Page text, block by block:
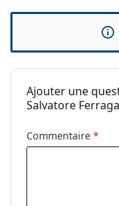
Catégorie:
Code:
Ajouter une
Salvatore
Commentaire *